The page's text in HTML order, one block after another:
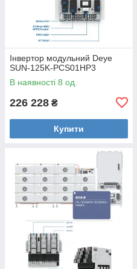
Інвертор модульний Deye
SUN-125K-PCS01HP3
В наявності 8 од.
226 228 ₴
Купити